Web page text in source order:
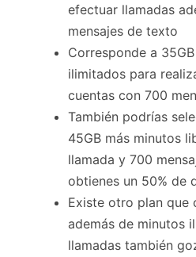
efectuar llamadas
mensajes de texto
Corresponde a
ilimitados para
cuentas con 700
También podrías
45GB más minutos
llamada y 700
obtienes un 50% de
Existe otro plan que
además de minutos
llamadas también